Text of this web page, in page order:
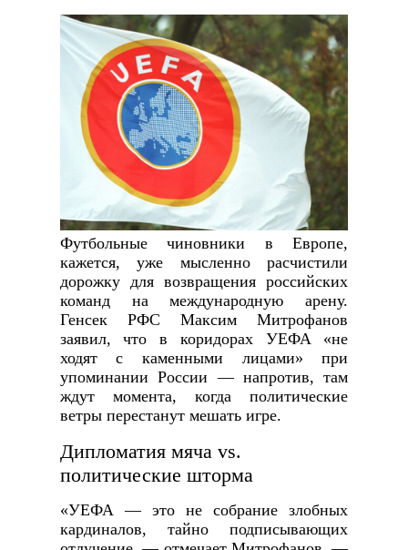
Футбольные чиновники в Европе,
кажется, уже мысленно расчистили
дорожку для возвращения российских
команд на международную арену.
Генсек РФС Максим Митрофанов
заявил, что в коридорах УЕФА «не
ходят с каменными лицами» при
упоминании России — напротив, там
ждут момента, когда политические
ветры перестанут мешать игре.
Дипломатия мяча vs.
политические шторма
«УЕФА — это не собрание злобных
кардиналов, тайно подписывающих